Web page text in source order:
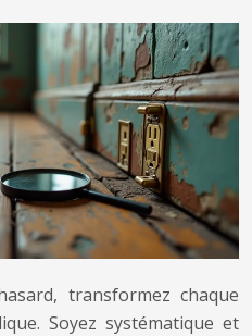
transformez chaque
Soyez systématique et